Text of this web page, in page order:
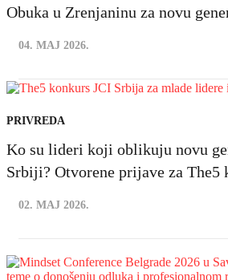
Obuka u Zrenjaninu za novu
04. MAJ 2026.
PRIVREDA
Ko su lideri koji oblikuju novu
Srbiji? Otvorene prijave za The5
02. MAJ 2026.